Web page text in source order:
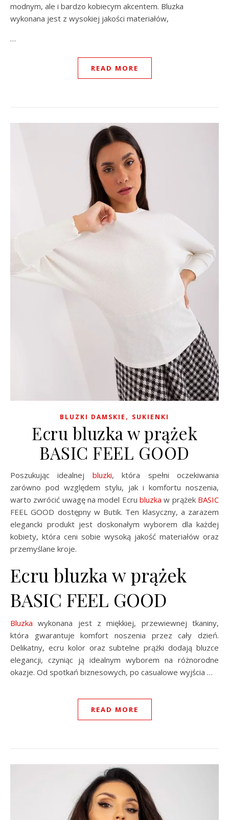
modnym, ale i bardzo kobiecym akcentem. Bluzka
wykonana jest z wysokiej jakości materiałów,
…
READ MORE
BLUZKI DAMSKIE , SUKIENKI
Ecru bluzka w prążek
BASIC FEEL GOOD
Poszukując idealnej bluzki, która spełni oczekiwania
zarówno pod względem stylu, jak i komfortu noszenia,
warto zwrócić uwagę na model Ecru bluzka w prążek BASIC
FEEL GOOD dostępny w Butik. Ten klasyczny, a zarazem
elegancki produkt jest doskonałym wyborem dla każdej
kobiety, która ceni sobie wysoką jakość materiałów oraz
przemyślane kroje.
Ecru bluzka w prążek
BASIC FEEL GOOD
Bluzka wykonana jest z miękkiej, przewiewnej tkaniny,
która gwarantuje komfort noszenia przez cały dzień.
Delikatny, ecru kolor oraz subtelne prążki dodają bluzce
elegancji, czyniąc ją idealnym wyborem na różnorodne
okazje. Od spotkań biznesowych, po casualowe wyjścia …
READ MORE